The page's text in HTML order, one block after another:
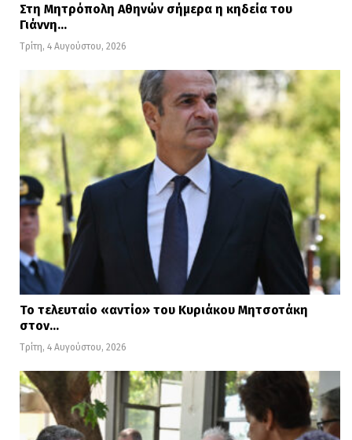
Στη Μητρόπολη Αθηνών σήμερα η κηδεία του
Γιάννη…
Τρίτη, 4 Αυγούστου, 2026
Το τελευταίο «αντίο» του Κυριάκου Μητσοτάκη
στον…
Τρίτη, 4 Αυγούστου, 2026